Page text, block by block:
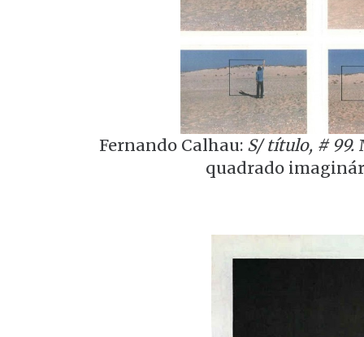
Fernando Calhau: S/ título, # 99.
quadrado